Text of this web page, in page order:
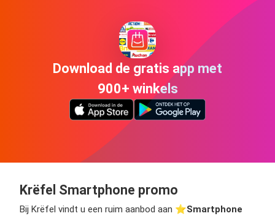
Download de gratis app met
900+ winkels
Krëfel Smartphone promo
Bij Krëfel vindt u een ruim aanbod aan ⭐️Smartphone